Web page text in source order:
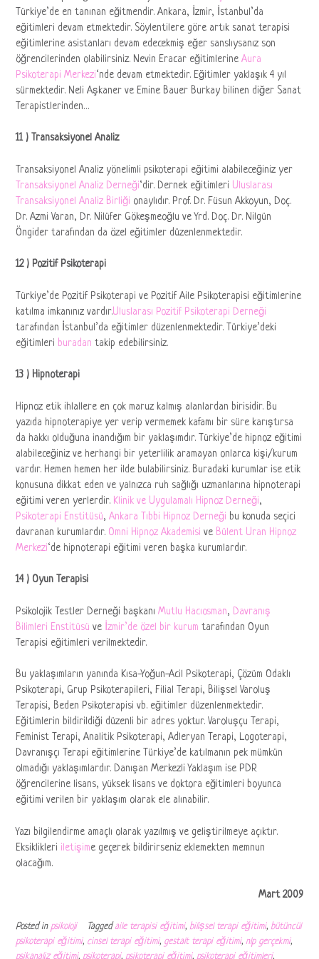
Türkiye’de en tanınan eğitmendir. Ankara, İzmir, İstanbul’da
eğitimleri devam etmektedir. Söylentilere göre artık sanat terapisi
eğitimlerine asistanları devam edecekmiş eğer sanslıysanız son
öğrencilerinden olabilirsiniz. Nevin Eracar eğitimlerine Aura
Psikoterapi Merkezi‘nde devam etmektedir. Eğitimler yaklaşık 4 yıl
sürmektedir. Neli Aşkaner ve Emine Bauer Burkay bilinen diğer Sanat
Terapistlerinden…
11 ) Transaksiyonel Analiz
Transaksiyonel Analiz yönelimli psikoterapi eğitimi alabileceğiniz yer
Transaksiyonel Analiz Derneği‘dir. Dernek eğitimleri Uluslarası
Transaksiyonel Analiz Birliği onaylıdır. Prof. Dr. Füsun Akkoyun, Doç.
Dr. Azmi Varan, Dr. Nilüfer Gökeşmeoğlu ve Yrd. Doç. Dr. Nilgün
Öngider tarafından da özel eğitimler düzenlenmektedir.
12 ) Pozitif Psikoterapi
Türkiye’de Pozitif Psikoterapi ve Pozitif Aile Psikoterapisi eğitimlerine
katılma imkanınız vardır.Uluslarası Pozitif Psikoterapi Derneği
tarafından İstanbul’da eğitimler düzenlenmektedir. Türkiye’deki
eğitimleri buradan takip edebilirsiniz.
13 ) Hipnoterapi
Hipnoz etik ihlallere en çok maruz kalmış alanlardan birisidir. Bu
yazıda hipnoterapiye yer verip vermemek kafamı bir süre karıştırsa
da hakkı olduğuna inandığım bir yaklaşımdır. Türkiye’de hipnoz eğitimi
alabileceğiniz ve herhangi bir yeterlilik aramayan onlarca kişi/kurum
vardır. Hemen hemen her ilde bulabilirsiniz. Buradaki kurumlar ise etik
konusuna dikkat eden ve yalnızca ruh sağlığı uzmanlarına hipnoterapi
eğitimi veren yerlerdir. Klinik ve Uygulamalı Hipnoz Derneği,
Psikoterapi Enstitüsü, Ankara Tıbbi Hipnoz Derneği bu konuda seçici
davranan kurumlardır. Omni Hipnoz Akademisi ve Bülent Uran Hipnoz
Merkezi‘de hipnoterapi eğitimi veren başka kurumlardır.
14 ) Oyun Terapisi
Psikolojik Testler Derneği başkanı Mutlu Hacıosman, Davranış
Bilimleri Enstitüsü ve İzmir’de özel bir kurum tarafından Oyun
Terapisi eğitimleri verilmektedir.
Bu yaklaşımların yanında Kısa-Yoğun-Acil Psikoterapi, Çözüm Odaklı
Psikoterapi, Grup Psikoterapileri, Filial Terapi, Bilişsel Varoluş
Terapisi, Beden Psikoterapisi vb. eğitimler düzenlenmektedir.
Eğitimlerin bildirildiği düzenli bir adres yoktur. Varoluşçu Terapi,
Feminist Terapi, Analitik Psikoterapi, Adleryan Terapi, Logoterapi,
Davranışçı Terapi eğitimlerine Türkiye’de katılmanın pek mümkün
olmadığı yaklaşımlardır. Danışan Merkezli Yaklaşım ise PDR
öğrencilerine lisans, yüksek lisans ve doktora eğitimleri boyunca
eğitimi verilen bir yaklaşım olarak ele alınabilir.
Yazı bilgilendirme amaçlı olarak yazılmış ve geliştirilmeye açıktır.
Eksiklikleri iletişime geçerek bildirirseniz eklemekten memnun
olacağım.
Mart 2009
Posted in psikoloji Taggedaile terapisi eğitimi, bilişsel terapi eğitimi, bütüncül
psikoterapi eğitimi, cinsel terapi eğitimi, gestalt terapi eğitimi, nlp gerçekmi,
psikanaliz eğitimi, psikoterapi, psikoterapi eğitimi, psikoterapi eğitimleri,